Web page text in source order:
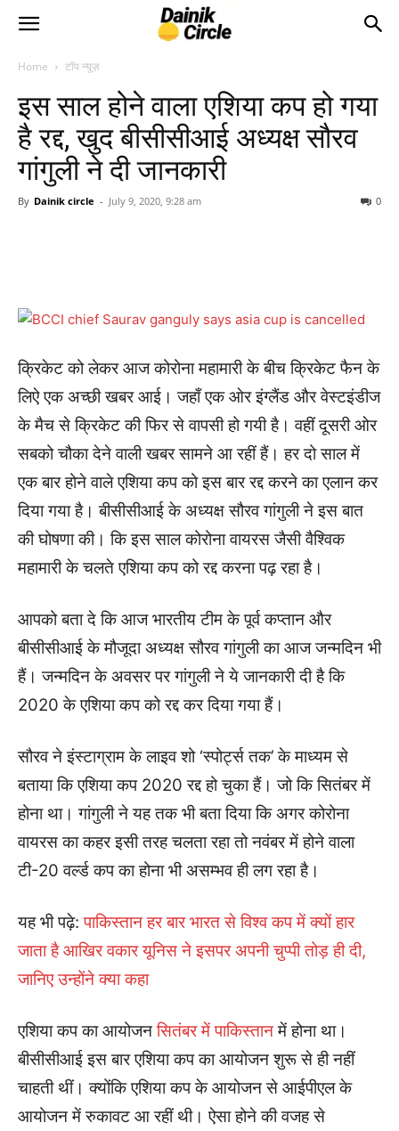
Home टॉप न्यूज़
इस साल होने वाला एशिया कप हो गया
है रद्द, खुद बीसीसीआई अध्यक्ष सौरव
गांगुली ने दी जानकारी
By Dainik circle - July 9, 2020, 9:28 am 0
क्रिकेट को लेकर आज कोरोना महामारी के बीच क्रिकेट फैन के
लिऐ एक अच्छी खबर आई। जहाँ एक ओर इंग्लैंड और वेस्टइंडीज
के मैच से क्रिकेट की फिर से वापसी हो गयी है। वहीं दूसरी ओर
सबको चौका देने वाली खबर सामने आ रहीं हैं। हर दो साल में
एक बार होने वाले एशिया कप को इस बार रद्द करने का एलान कर
दिया गया है। बीसीसीआई के अध्यक्ष सौरव गांगुली ने इस बात
की घोषणा की। कि इस साल कोरोना वायरस जैसी वैश्विक
महामारी के चलते एशिया कप को रद्द करना पढ़ रहा है।
आपको बता दे कि आज भारतीय टीम के पूर्व कप्तान और
बीसीसीआई के मौजूदा अध्यक्ष सौरव गांगुली का आज जन्मदिन भी
हैं। जन्मदिन के अवसर पर गांगुली ने ये जानकारी दी है कि
2020 के एशिया कप को रद्द कर दिया गया हैं।
सौरव ने इंस्टाग्राम के लाइव शो ‘स्पोर्ट्स तक’ के माध्यम से
बताया कि एशिया कप 2020 रद्द हो चुका हैं। जो कि सितंबर में
होना था। गांगुली ने यह तक भी बता दिया कि अगर कोरोना
वायरस का कहर इसी तरह चलता रहा तो नवंबर में होने वाला
टी-20 वर्ल्ड कप का होना भी असम्भव ही लग रहा है।
यह भी पढ़े:पाकिस्तान हर बार भारत से विश्व कप में क्यों हार
जाता है आखिर वकार यूनिस ने इसपर अपनी चुप्पी तोड़ ही दी,
जानिए उन्होंने क्या कहा
एशिया कप का आयोजनसितंबर में पाकिस्तानमें होना था।
बीसीसीआई इस बार एशिया कप का आयोजन शुरू से ही नहीं
चाहती थीं। क्योंकि एशिया कप के आयोजन से आईपीएल के
आयोजन में रुकावट आ रहीं थी। ऐसा होने की वजह से